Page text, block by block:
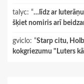
talyc: “…līdz ar
šķiet nomiris arī
gviclo: “Starp citu,
kokgriezumu "Luters